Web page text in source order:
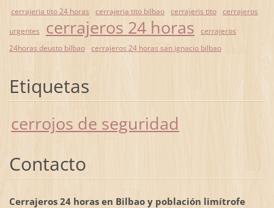
cerrajeria tito 24 horas
cerrajeria tito bilbao cerrajeris tito cerrajeros
urgentes
cerrajeros 24 horas
cerrajeros
24horas deusto bilbao cerrajeros 24 horas san ignacio bilbao
Etiquetas
cerrojos de seguridad
Contacto
Cerrajeros 24 horas en Bilbao y población limítrofe